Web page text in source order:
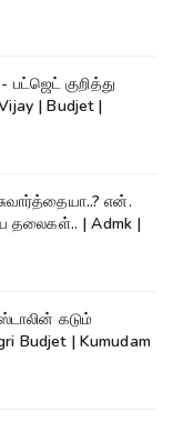
குறித்து
| Budjet |
என்.
தலைகள்.. | Admk |
கடும்
| Kumudam